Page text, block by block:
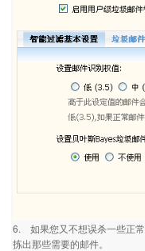
6. 如果您又不想误杀一些正
拣出那些需要的邮件。